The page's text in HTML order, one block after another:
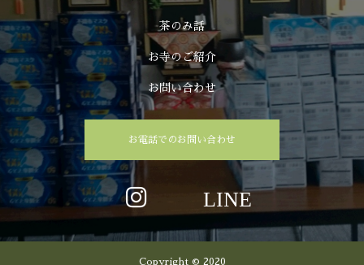
茶のみ話
お寺のご紹介
お問い合わせ
お電話でのお問い合わせ
Copyright © 2020